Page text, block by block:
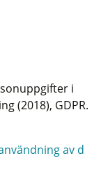
i
(2018), GDPR.
av d